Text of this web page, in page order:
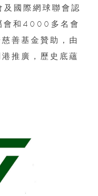
及國際網球聯會認
會和4000多名會
善基金贊助，由
推廣，歷史底蘊